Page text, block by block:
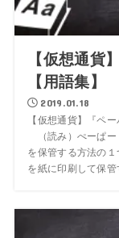
【仮想通貨
【用語集】
2019.01.18
【仮想通貨】『ペ
（読み）ぺーぱー
を保管する方法の
を紙に印刷して保管